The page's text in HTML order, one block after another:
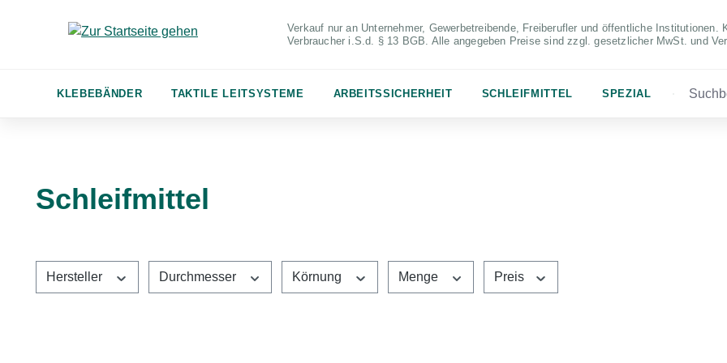
Verkauf nur an Unternehmer, Gewerbetreibende, Freiberufler und öffentliche Institutionen.
Verbraucher i.S.d. § 13 BGB. Alle angegeben Preise sind zzgl. gesetzlicher MwSt. und
KLEBEBÄNDER TAKTILE LEITSYSTEME ARBEITSSICHERHEIT SCHLEIFMITTEL SPEZIAL
Schleifmittel
Hersteller Durchmesser Körnung Menge Preis